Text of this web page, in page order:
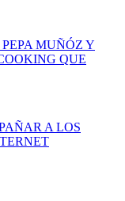
MUÑÓZ Y
QUE
A LOS